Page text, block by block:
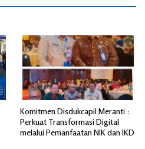
Komitmen Disdukcapil Meranti :
Perkuat Transformasi Digital
melalui Pemanfaatan NIK dan IKD